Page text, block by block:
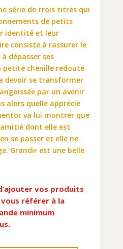
série de trois titres qui
de petits
identité et leur
consiste à rassurer le
dépasser ses
petite chenille redoute
devoir se transformer
par un avenir
alors quelle apprécie
va lui montrer que
dont elle est
se passer et elle ne
Grandir est une belle
vos produits
référer à la
minimum